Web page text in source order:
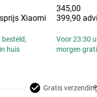
Xiaomi
huis
345,00
399,90
Voor 23:30
morgen
Gratis